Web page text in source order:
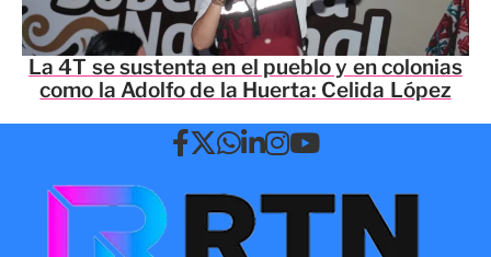
La 4T se sustenta en el pueblo y en colonias
como la Adolfo de la Huerta: Celida López